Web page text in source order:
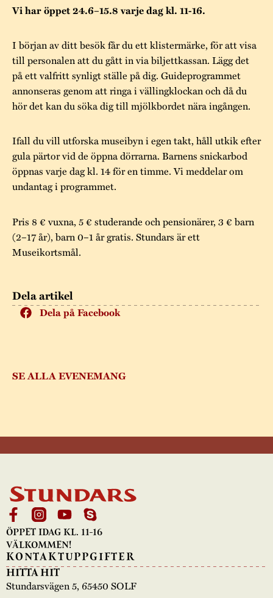
Tillgänglighet
Trygghet
Hållbar utveckling
Kontakta oss
Kalas på Stundars
Jarl Hemmer
Rödmyllan
Museipedagogik
Hantverk
Projekt
Stugornas Stundars
Museisamlingarna
Marknader
Årsberättelser
Årets Gunnar
Stundars
registerbeskrivning
Dela artikel
Dela på Facebook
SE ALLA EVENEMANG
Vi har öppet 24.6–15.8 varje dag kl. 11-16.
I början av ditt besök får du ett klistermärke, för att visa
till personalen att du gått in via biljettkassan. Lägg det
på ett valfritt synligt ställe på dig. Guideprogrammet
annonseras genom att ringa i vällingklockan och då du
hör det kan du söka dig till mjölkbordet nära ingången.
Ifall du vill utforska museibyn i egen takt, håll utkik efter
gula pärtor vid de öppna dörrarna. Barnens snickarbod
öppnas varje dag kl. 14 för en timme. Vi meddelar om
undantag i programmet.
Pris 8 € vuxna, 5 € studerande och pensionärer, 3 € barn
(2–17 år), barn 0–1 år gratis. Stundars är ett
Museikortsmål.
ÖPPET IDAG KL. 11-16
VÄLKOMMEN!
KONTAKTUPPGIFTER
HITTA HIT
Stundarsvägen 5, 65450 SOLF